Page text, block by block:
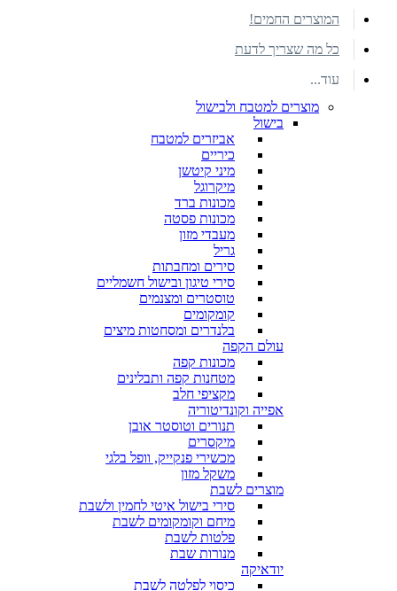
המוצרים החמים!
כל מה שצריך לדעת
עוד...
מוצרים למטבח ולבישול
בישול
אביזרים למטבח
כיריים
מיני קיטשן
מיקרוגל
מכונות ברד
מכונות פסטה
מעבדי מזון
גריל
סירים ומחבתות
סירי טיגון ובישול חשמליים
טוסטרים ומצנמים
קומקומים
בלנדרים ומסחטות מיצים
עולם הקפה
מכונות קפה
מטחנות קפה ותבלינים
מקציפי חלב
אפייה וקונדיטוריה
תנורים וטוסטר אובן
מיקסרים
מכשירי פנקייק, וופל בלגי
משקל מזון
מוצרים לשבת
סירי בישול איטי לחמין ולשבת
מיחם וקומקומים לשבת
פלטות לשבת
מנורות שבת
יודאיקה
כיסוי לפלטה לשבת